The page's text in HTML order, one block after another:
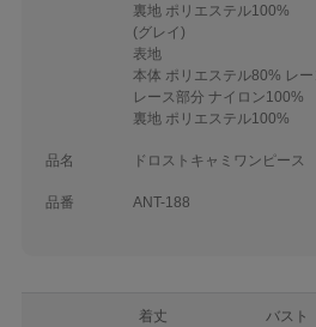
裏地 ポリエステル100%
(グレイ)
表地
本体 ポリエステル80% レ
レース部分 ナイロン100%
裏地 ポリエステル100%
品名 ドロストキャミワンピース
品番 ANT-188
着丈 バスト